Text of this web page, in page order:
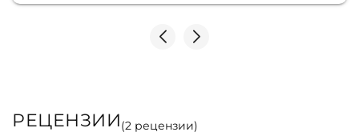
РЕЦЕНЗИИ(2 рецензии)